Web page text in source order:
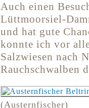
Auch einen
Lüttmoorsiel-
und hat gute
konnte ich vor
Salzwiesen nach
Rauchschwalben
(Austernfischer)